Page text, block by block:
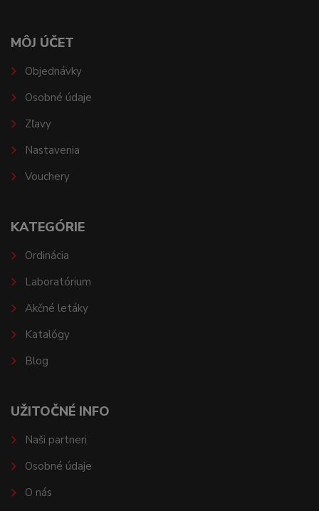
MÔJ ÚČET
Objednávky
Osobné údaje
Zľavy
Nastavenia
Vouchery
KATEGÓRIE
Ordinácia
Laboratórium
Akčné letáky
Katalógy
Blog
UŽITOČNÉ INFO
Naši partneri
Osobné údaje
O nás